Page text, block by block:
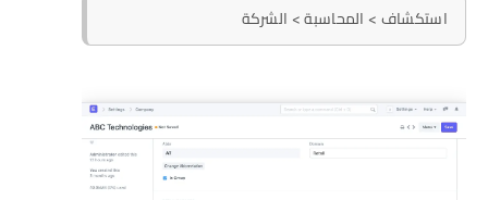
استكشاف > المحاسبة > الشركة